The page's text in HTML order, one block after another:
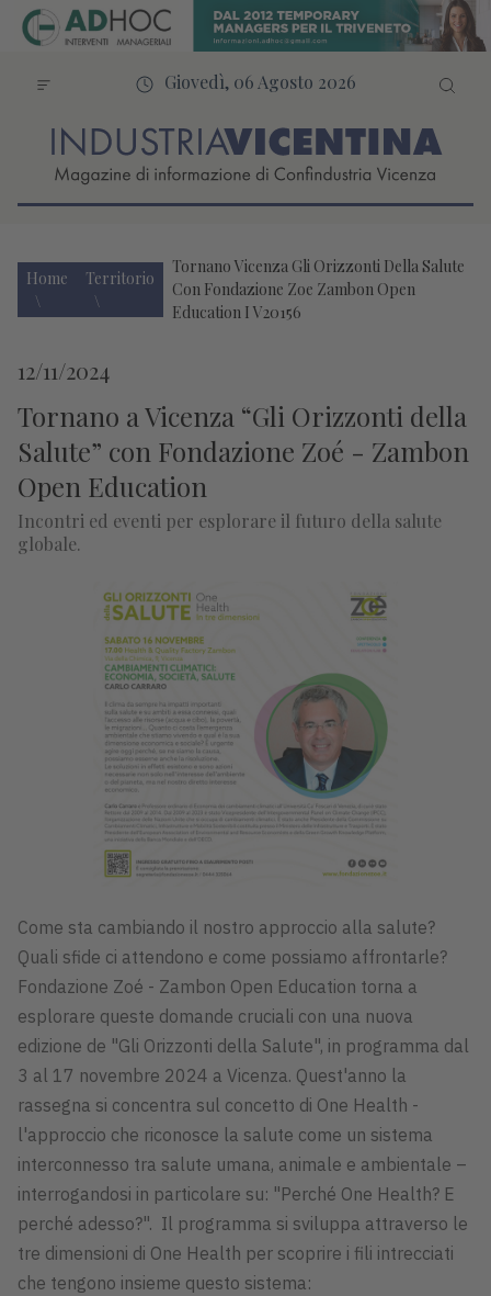
Giovedì, 06 Agosto 2026
Home Territorio
Tornano Vicenza Gli Orizzonti Della Salute
Con Fondazione Zoe Zambon Open
Education I V20156
12/11/2024
Tornano a Vicenza “Gli Orizzonti della
Salute” con Fondazione Zoé - Zambon
Open Education
Incontri ed eventi per esplorare il futuro della salute
globale.
Come sta cambiando il nostro approccio alla salute?
Quali sfide ci attendono e come possiamo affrontarle?
Fondazione Zoé - Zambon Open Education torna a
esplorare queste domande cruciali con una nuova
edizione de "Gli Orizzonti della Salute", in programma dal
3 al 17 novembre 2024 a Vicenza. Quest'anno la
rassegna si concentra sul concetto di One Health -
l'approccio che riconosce la salute come un sistema
interconnesso tra salute umana, animale e ambientale –
interrogandosi in particolare su: "Perché One Health? E
perché adesso?". Il programma si sviluppa attraverso le
tre dimensioni di One Health per scoprire i fili intrecciati
che tengono insieme questo sistema: